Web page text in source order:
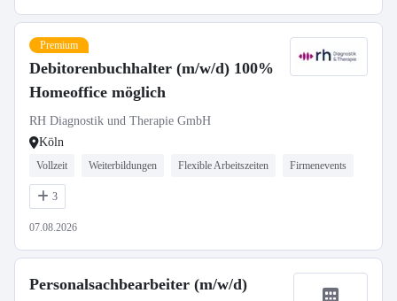
Premium
Debitorenbuchhalter (m/w/d) 100%
Homeoffice möglich
RH Diagnostik und Therapie GmbH
Köln
Vollzeit Weiterbildungen Flexible Arbeitszeiten Firmenevents
3
07.08.2026
Personalsachbearbeiter (m/w/d)